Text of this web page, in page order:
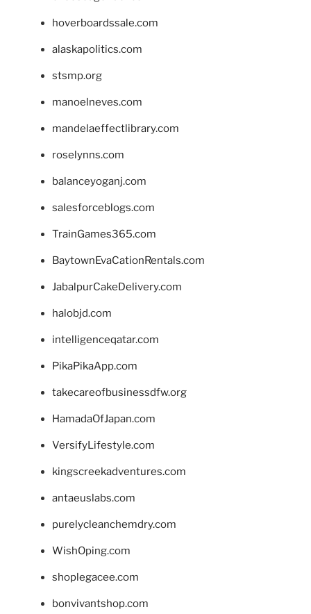
hoverboardssale.com
alaskapolitics.com
stsmp.org
manoelneves.com
mandelaeffectlibrary.com
roselynns.com
balanceyoganj.com
salesforceblogs.com
TrainGames365.com
BaytownEvaCationRentals.com
JabalpurCakeDelivery.com
halobjd.com
intelligenceqatar.com
PikaPikaApp.com
takecareofbusinessdfw.org
HamadaOfJapan.com
VersifyLifestyle.com
kingscreekadventures.com
antaeuslabs.com
purelycleanchemdry.com
WishOping.com
shoplegacee.com
bonvivantshop.com